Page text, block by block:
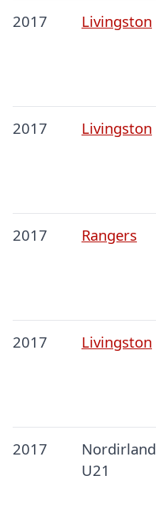
2017 Livingston
2017 Livingston
2017 Rangers
2017 Livingston
2017
Nordirland
U21